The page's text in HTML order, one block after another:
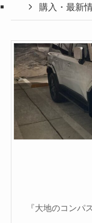
購入・最新
『大地のコンパ